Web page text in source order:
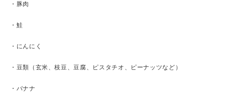
・豚肉
・鮭
・にんにく
・豆類（玄米、枝豆、豆腐、ピスタチオ、ピーナッツなど）
・バナナ